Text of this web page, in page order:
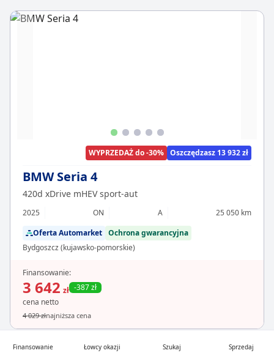
WYPRZEDAŻ do -30% Oszczędzasz 13 932 zł
BMW Seria 4
420d xDrive mHEV sport-aut
2025 ON A
25 050 km
Oferta Automarket Ochrona gwarancyjna
Bydgoszcz (kujawsko-pomorskie)
Finansowanie:
3 642 zł -387 zł
cena netto
4 029 złnajniższa cena
Finansowanie Łowcy okazji Szukaj Sprzedaj